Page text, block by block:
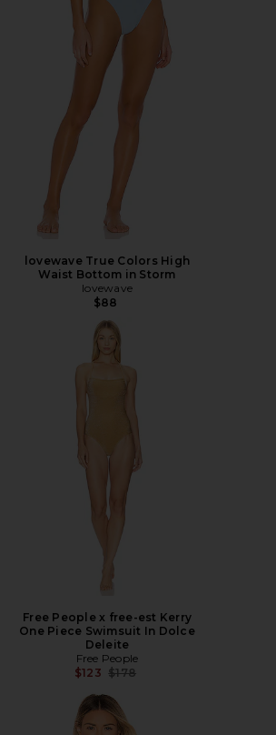
lovewave True Colors High
Waist Bottom in Storm
lovewave
$88
Free People x free-est Kerry
One Piece Swimsuit In Dolce
Deleite
Free People
$123 전 가격:
$178